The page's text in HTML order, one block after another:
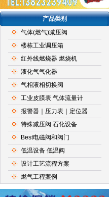
产品类别
气体(燃气)减压阀
楼栋工业调压箱
红外线燃烧器 燃烧机
液化气气化器
气相液相切换阀
工业皮膜表 气体流量计
报警器｜压力表｜定位器
特殊减压阀 石化设备
Best电磁阀和阀门
低温设备 低温阀
设计工艺流程方案
燃气工程案例